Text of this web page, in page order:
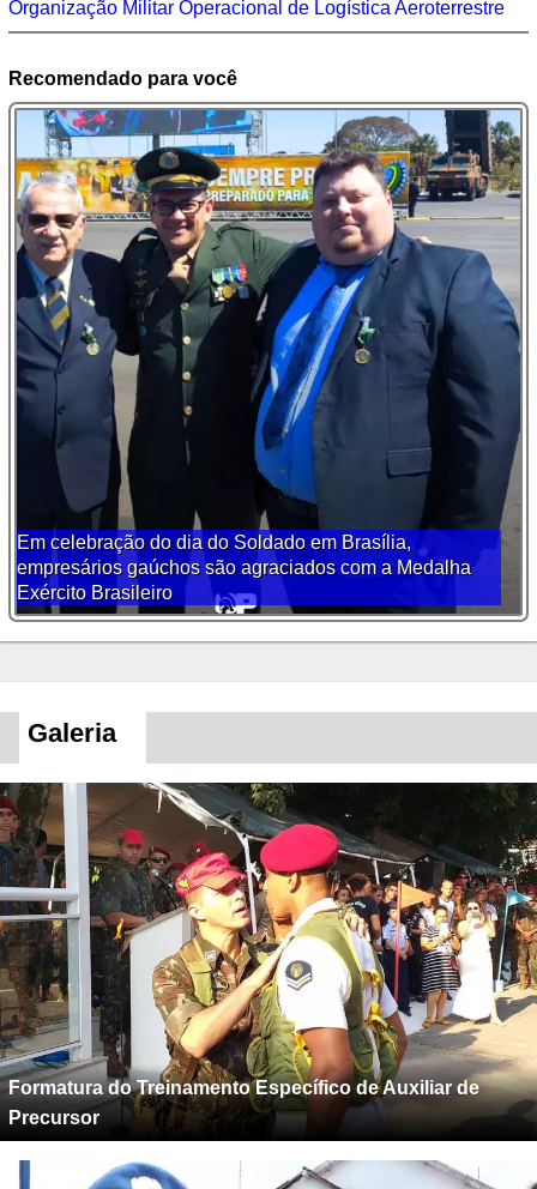
Organização Militar Operacional de Logística Aeroterrestre
Recomendado para você
Em celebração do dia do Soldado em Brasília,
empresários gaúchos são agraciados com a Medalha
Exército Brasileiro
Galeria
Formatura do Treinamento Específico de Auxiliar de
Precursor